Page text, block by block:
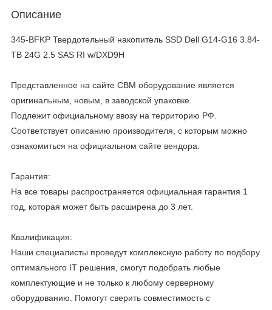
Описание
345-BFKP Твердотельный накопитель SSD Dell G14-G16 3.84-
TB 24G 2.5 SAS RI w/DXD9H
Представленное на сайте CBM оборудование является
оригинальным, новым, в заводской упаковке.
Подлежит официальному ввозу на территорию РФ.
Соответствует описанию производителя, с которым можно
ознакомиться на официальном сайте вендора.
Гарантия:
На все товары распространяется официальная гарантия 1
год, которая может быть расширена до 3 лет.
Квалификация:
Наши специалисты проведут комплексную работу по подбору
оптимального IT решения, смогут подобрать любые
комплектующие и не только к любому серверному
оборудованию. Помогут сверить совместимость с